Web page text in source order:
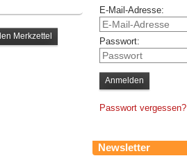
E-Mail-Adresse:
Passwort:
Passwort vergessen?
Newsletter